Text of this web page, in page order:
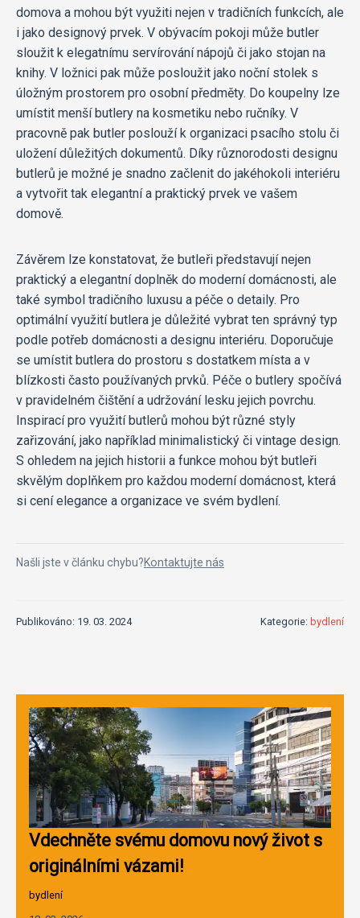
domova a mohou být využiti nejen v tradičních funkcích, ale
i jako designový prvek. V obývacím pokoji může butler
sloužit k elegatnímu servírování nápojů či jako stojan na
knihy. V ložnici pak může posloužit jako noční stolek s
úložným prostorem pro osobní předměty. Do koupelny lze
umístit menší butlery na kosmetiku nebo ručníky. V
pracovně pak butler poslouží k organizaci psacího stolu či
uložení důležitých dokumentů. Díky různorodosti designu
butlerů je možné je snadno začlenit do jakéhokoli interiéru
a vytvořit tak elegantní a praktický prvek ve vašem
domově.
Závěrem lze konstatovat, že butleři představují nejen
praktický a elegantní doplněk do moderní domácnosti, ale
také symbol tradičního luxusu a péče o detaily. Pro
optimální využití butlera je důležité vybrat ten správný typ
podle potřeb domácnosti a designu interiéru. Doporučuje
se umístit butlera do prostoru s dostatkem místa a v
blízkosti často používaných prvků. Péče o butlery spočívá
v pravidelném čištění a udržování lesku jejich povrchu.
Inspirací pro využití butlerů mohou být různé styly
zařizování, jako například minimalistický či vintage design.
S ohledem na jejich historii a funkce mohou být butleři
skvělým doplňkem pro každou moderní domácnost, která
si cení elegance a organizace ve svém bydlení.
Našli jste v článku chybu?Kontaktujte nás
Publikováno: 19. 03. 2024 Kategorie: bydlení
Vdechněte svému domovu nový život s
originálními vázami!
bydlení